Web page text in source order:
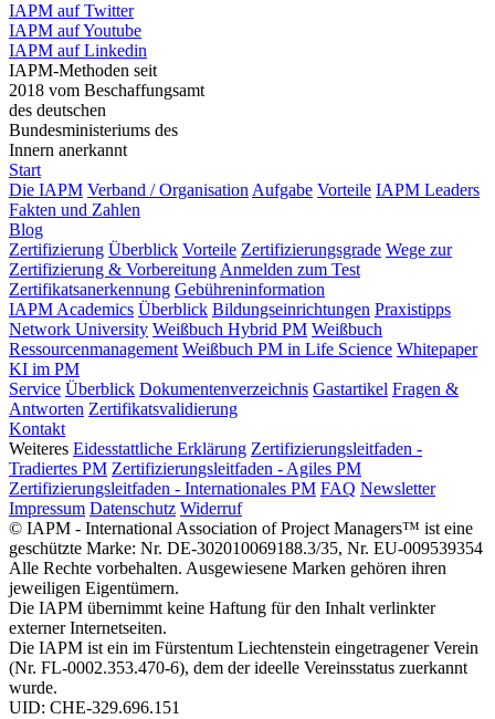
IAPM auf Twitter
IAPM auf Youtube
IAPM auf Linkedin
IAPM-Methoden seit
2018 vom Beschaffungsamt
des deutschen
Bundesministeriums des
Innern anerkannt
Start
Die IAPM Verband / Organisation Aufgabe Vorteile IAPM Leaders
Fakten und Zahlen
Blog
Zertifizierung Überblick Vorteile Zertifizierungsgrade Wege zur
Zertifizierung & Vorbereitung Anmelden zum Test
Zertifikatsanerkennung Gebühreninformation
IAPM Academics Überblick Bildungseinrichtungen Praxistipps
Network University Weißbuch Hybrid PM Weißbuch
Ressourcenmanagement Weißbuch PM in Life Science Whitepaper
KI im PM
Service Überblick Dokumentenverzeichnis Gastartikel Fragen &
Antworten Zertifikatsvalidierung
Kontakt
Weiteres Eidesstattliche Erklärung Zertifizierungsleitfaden -
Tradiertes PM Zertifizierungsleitfaden - Agiles PM
Zertifizierungsleitfaden - Internationales PM FAQ Newsletter
Impressum Datenschutz Widerruf
© IAPM - International Association of Project Managers™ ist eine
geschützte Marke: Nr. DE-302010069188.3/35, Nr. EU-009539354
Alle Rechte vorbehalten. Ausgewiesene Marken gehören ihren
jeweiligen Eigentümern.
Die IAPM übernimmt keine Haftung für den Inhalt verlinkter
externer Internetseiten.
Die IAPM ist ein im Fürstentum Liechtenstein eingetragener Verein
(Nr. FL-0002.353.470-6), dem der ideelle Vereinsstatus zuerkannt
wurde.
UID: CHE-329.696.151